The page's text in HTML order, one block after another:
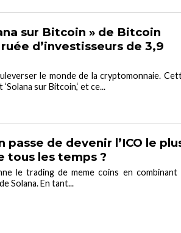
sur Bitcoin » de Bitcoin
d’investisseurs de 3,9
le monde de la cryptomonnaie.
sur Bitcoin,‘ et ce...
de devenir l’ICO le
tous les temps ?
le trading de meme coins en combinant
Solana. En tant...